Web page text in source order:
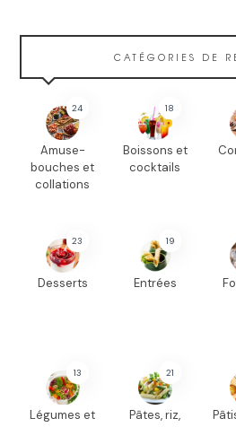
CATÉGORIES DE
24
Amuse-
bouches et
collations
18
Boissons et
cocktails
23
Desserts
19
Entrées
13
Légumes et
21
Pâtes, riz,